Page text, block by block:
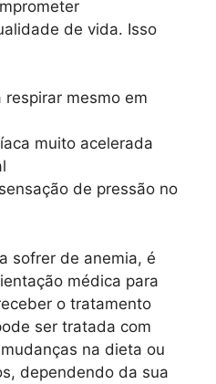
de vida. Isso
mesmo em
muito acelerada
de pressão no
sofrer de anemia, é
médica para
o tratamento
ser tratada com
na dieta ou
dependendo da sua